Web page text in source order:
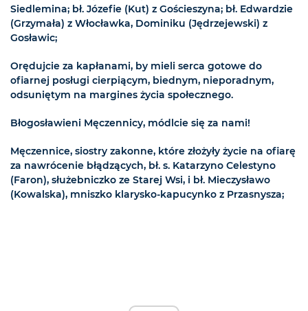
Siedlemina; bł. Józefie (Kut) z Gościeszyna; bł. Edwardzie
(Grzymała) z Włocławka, Dominiku (Jędrzejewski) z
Gosławic;
Orędujcie za kapłanami, by mieli serca gotowe do
ofiarnej posługi cierpiącym, biednym, nieporadnym,
odsuniętym na margines życia społecznego.
Błogosławieni Męczennicy, módlcie się za nami!
Męczennice, siostry zakonne, które złożyły życie na ofiarę
za nawrócenie błądzących, bł. s. Katarzyno Celestyno
(Faron), służebniczko ze Starej Wsi, i bł. Mieczysławo
(Kowalska), mniszko klarysko-kapucynko z Przasnysza;